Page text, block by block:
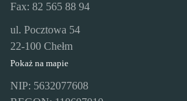
Fax: 82 565 88 94
ul. Pocztowa 54
22-100 Chełm
Pokaż na mapie
NIP: 5632077608